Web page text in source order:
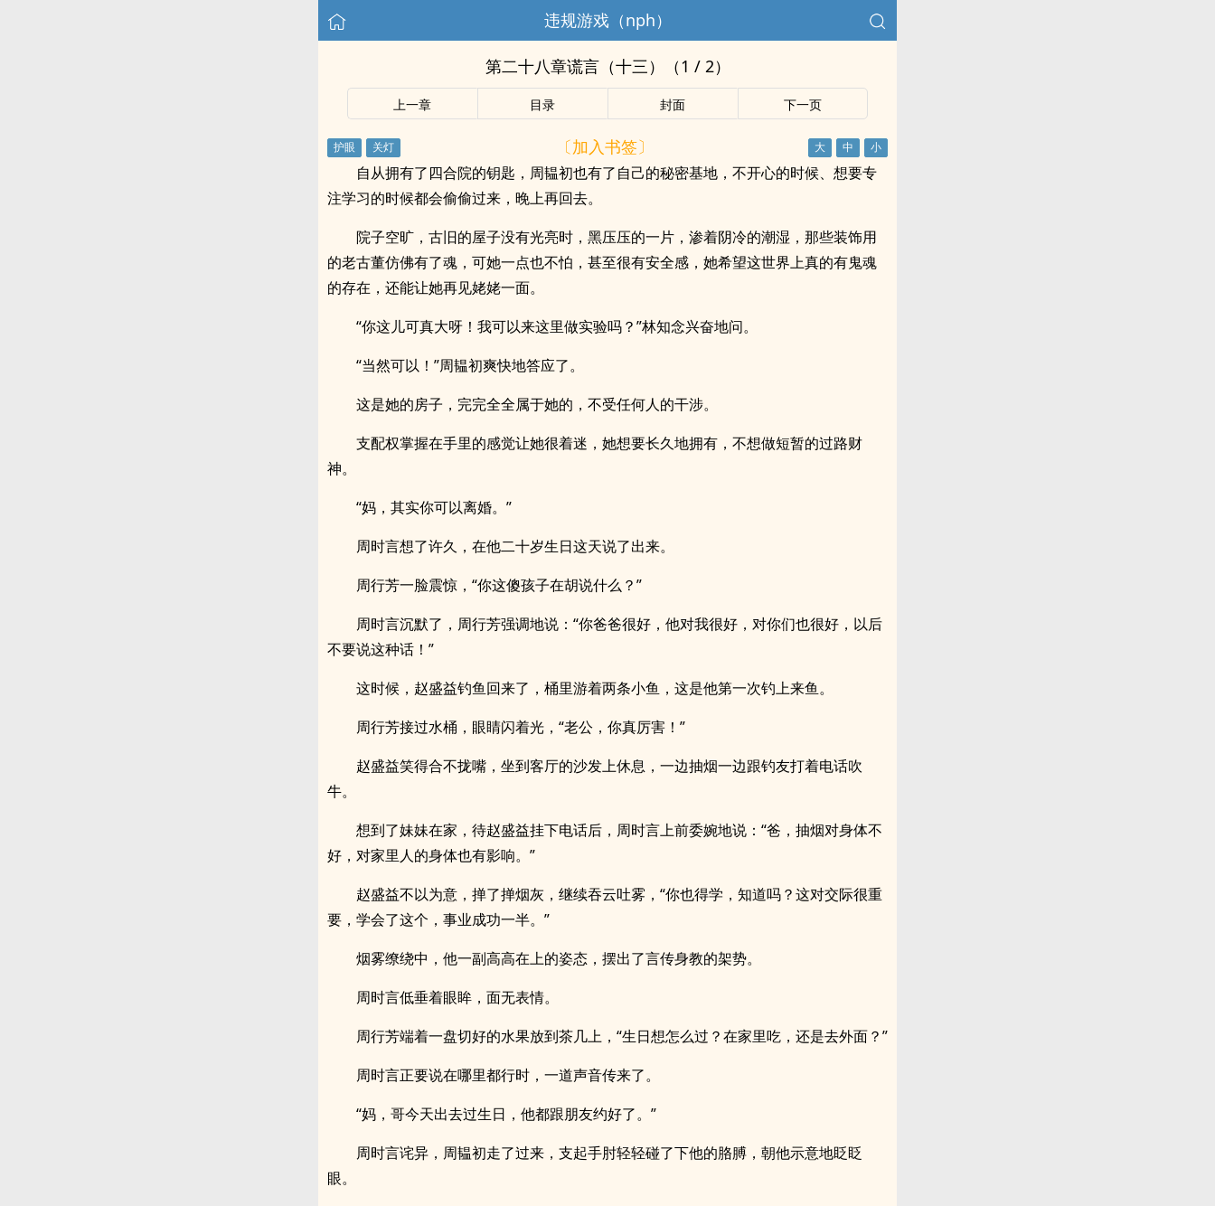
违规游戏（nph）
第二十八章谎言（十三）（1 / 2）
上一章 目录 封面 下一页
〔加入书签〕
自从拥有了四合院的钥匙，周韫初也有了自己的秘密基地，不开心的时候、想要专
注学习的时候都会偷偷过来，晚上再回去。
院子空旷，古旧的屋子没有光亮时，黑压压的一片，渗着阴冷的潮湿，那些装饰用
的老古董仿佛有了魂，可她一点也不怕，甚至很有安全感，她希望这世界上真的有鬼魂
的存在，还能让她再见姥姥一面。
“你这儿可真大呀！我可以来这里做实验吗？”林知念兴奋地问。
“当然可以！”周韫初爽快地答应了。
这是她的房子，完完全全属于她的，不受任何人的干涉。
支配权掌握在手里的感觉让她很着迷，她想要长久地拥有，不想做短暂的过路财
神。
“妈，其实你可以离婚。”
周时言想了许久，在他二十岁生日这天说了出来。
周行芳一脸震惊，“你这傻孩子在胡说什么？”
周时言沉默了，周行芳强调地说：“你爸爸很好，他对我很好，对你们也很好，以后
不要说这种话！”
这时候，赵盛益钓鱼回来了，桶里游着两条小鱼，这是他第一次钓上来鱼。
周行芳接过水桶，眼睛闪着光，“老公，你真厉害！”
赵盛益笑得合不拢嘴，坐到客厅的沙发上休息，一边抽烟一边跟钓友打着电话吹
牛。
想到了妹妹在家，待赵盛益挂下电话后，周时言上前委婉地说：“爸，抽烟对身体不
好，对家里人的身体也有影响。”
赵盛益不以为意，掸了掸烟灰，继续吞云吐雾，“你也得学，知道吗？这对交际很重
要，学会了这个，事业成功一半。”
烟雾缭绕中，他一副高高在上的姿态，摆出了言传身教的架势。
周时言低垂着眼眸，面无表情。
周行芳端着一盘切好的水果放到茶几上，“生日想怎么过？在家里吃，还是去外面？”
周时言正要说在哪里都行时，一道声音传来了。
“妈，哥今天出去过生日，他都跟朋友约好了。”
周时言诧异，周韫初走了过来，支起手肘轻轻碰了下他的胳膊，朝他示意地眨眨
眼。